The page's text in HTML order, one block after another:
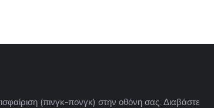
(πινγκ-πονγκ) στην οθόνη σας. Διαβάστε